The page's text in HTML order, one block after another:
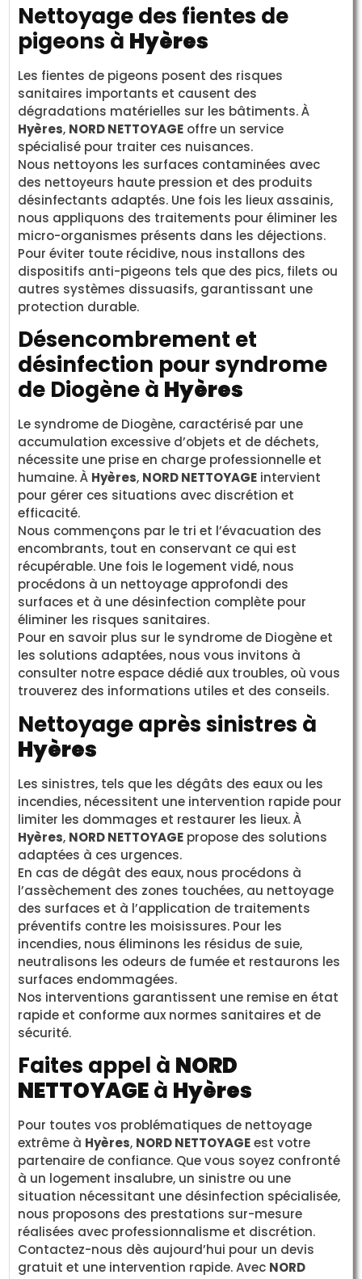
Nettoyage des fientes de
pigeons à Hyères
Les fientes de pigeons posent des risques
sanitaires importants et causent des
dégradations matérielles sur les bâtiments. À
Hyères, NORD NETTOYAGE offre un service
spécialisé pour traiter ces nuisances.
Nous nettoyons les surfaces contaminées avec
des nettoyeurs haute pression et des produits
désinfectants adaptés. Une fois les lieux assainis,
nous appliquons des traitements pour éliminer les
micro-organismes présents dans les déjections.
Pour éviter toute récidive, nous installons des
dispositifs anti-pigeons tels que des pics, filets ou
autres systèmes dissuasifs, garantissant une
protection durable.
Désencombrement et
désinfection pour syndrome
de Diogène à Hyères
Le syndrome de Diogène, caractérisé par une
accumulation excessive d’objets et de déchets,
nécessite une prise en charge professionnelle et
humaine. À Hyères, NORD NETTOYAGE intervient
pour gérer ces situations avec discrétion et
efficacité.
Nous commençons par le tri et l’évacuation des
encombrants, tout en conservant ce qui est
récupérable. Une fois le logement vidé, nous
procédons à un nettoyage approfondi des
surfaces et à une désinfection complète pour
éliminer les risques sanitaires.
Pour en savoir plus sur le syndrome de Diogène et
les solutions adaptées, nous vous invitons à
consulter notre espace dédié aux troubles, où vous
trouverez des informations utiles et des conseils.
Nettoyage après sinistres à
Hyères
Les sinistres, tels que les dégâts des eaux ou les
incendies, nécessitent une intervention rapide pour
limiter les dommages et restaurer les lieux. À
Hyères, NORD NETTOYAGE propose des solutions
adaptées à ces urgences.
En cas de dégât des eaux, nous procédons à
l’assèchement des zones touchées, au nettoyage
des surfaces et à l’application de traitements
préventifs contre les moisissures. Pour les
incendies, nous éliminons les résidus de suie,
neutralisons les odeurs de fumée et restaurons les
surfaces endommagées.
Nos interventions garantissent une remise en état
rapide et conforme aux normes sanitaires et de
sécurité.
Faites appel à NORD
NETTOYAGEà Hyères
Pour toutes vos problématiques de nettoyage
extrême à Hyères, NORD NETTOYAGEest votre
partenaire de confiance. Que vous soyez confronté
à un logement insalubre, un sinistre ou une
situation nécessitant une désinfection spécialisée,
nous proposons des prestations sur-mesure
réalisées avec professionnalisme et discrétion.
Contactez-nous dès aujourd’hui pour un devis
gratuit et une intervention rapide. Avec NORD